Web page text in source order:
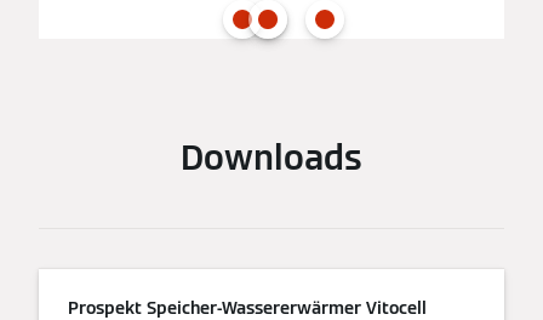
Downloads
Prospekt Speicher-Wassererwärmer Vitocell